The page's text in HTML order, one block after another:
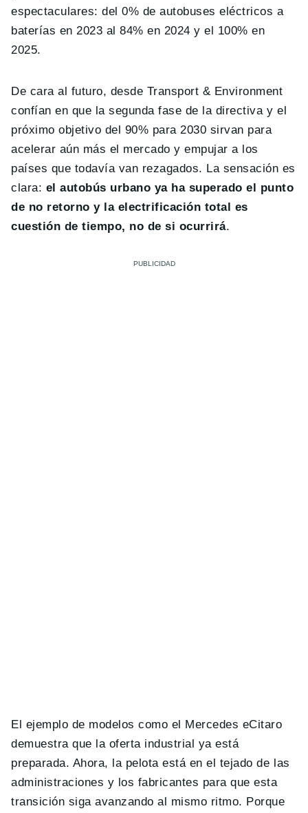
espectaculares: del 0% de autobuses eléctricos a
baterías en 2023 al 84% en 2024 y el 100% en
2025.
De cara al futuro, desde Transport & Environment
confían en que la segunda fase de la directiva y el
próximo objetivo del 90% para 2030 sirvan para
acelerar aún más el mercado y empujar a los
países que todavía van rezagados. La sensación es
clara: el autobús urbano ya ha superado el punto
de no retorno y la electrificación total es
cuestión de tiempo, no de si ocurrirá.
El ejemplo de modelos como el Mercedes eCitaro
demuestra que la oferta industrial ya está
preparada. Ahora, la pelota está en el tejado de las
administraciones y los fabricantes para que esta
transición siga avanzando al mismo ritmo. Porque